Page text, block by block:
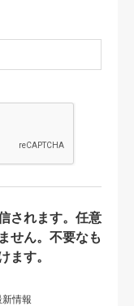
されます。任意
せん。不要なも
す。
情報